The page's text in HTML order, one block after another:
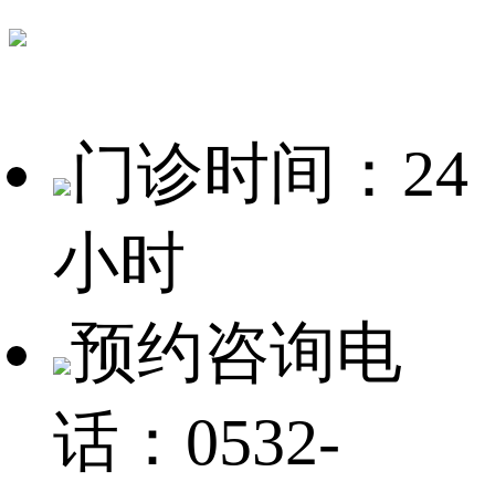
门诊时间：24
小时
预约咨询电
话：0532-